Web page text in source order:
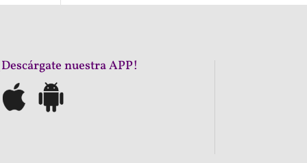
nuestra APP!